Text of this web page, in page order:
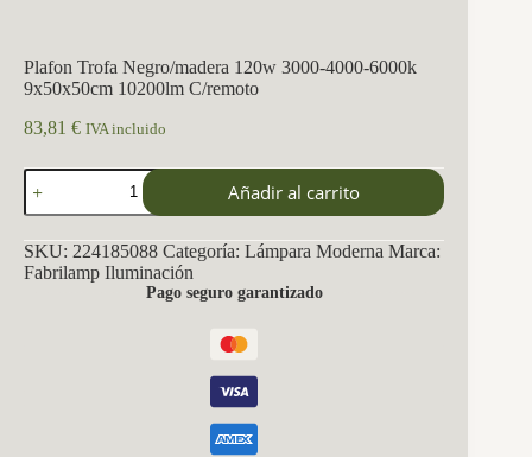
Plafon Trofa Negro/madera 120w 3000-4000-6000k
9x50x50cm 10200lm C/remoto
83,81 € IVA incluido
Plafon
Trofa
Negro/madera
120w
3000-
4000-
Añadir al carrito
SKU: 224185088 Categoría: Lámpara Moderna Marca:
Fabrilamp Iluminación
Pago seguro garantizado